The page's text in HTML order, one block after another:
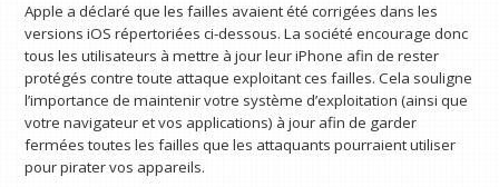
Apple a déclaré que les failles avaient été corrigées dans les
versions iOS répertoriées ci-dessous. La société encourage donc
tous les utilisateurs à mettre à jour leur iPhone afin de rester
protégés contre toute attaque exploitant ces failles. Cela souligne
l’importance de maintenir votre système d’exploitation (ainsi que
votre navigateur et vos applications) à jour afin de garder
fermées toutes les failles que les attaquants pourraient utiliser
pour pirater vos appareils.